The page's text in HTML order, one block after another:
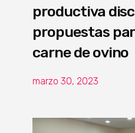
productiva
propuestas
carne de ovino
marzo 30, 2023